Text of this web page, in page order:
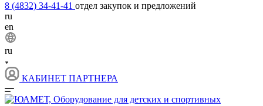
8 (4832) 34-41-41 отдел закупок и предложений
ru
en
ru
КАБИНЕТ ПАРТНЕРА